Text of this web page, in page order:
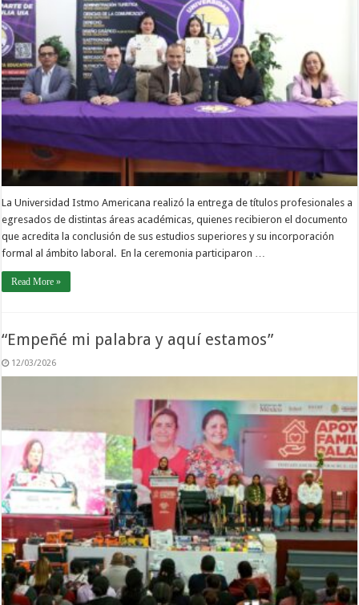
La Universidad Istmo Americana realizó la entrega de títulos profesionales a
egresados de distintas áreas académicas, quienes recibieron el documento
que acredita la conclusión de sus estudios superiores y su incorporación
formal al ámbito laboral.⁣ ⁣ En la ceremonia participaron …
Read More »
“Empeñé mi palabra y aquí estamos”
12/03/2026